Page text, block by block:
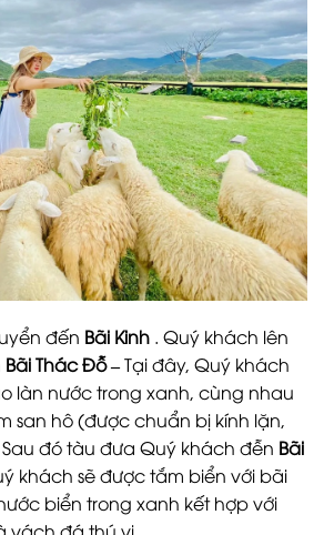
đến Bãi Kinh . Quý khách lên
Bãi Thác Đỗ –Tại đây, Quý khách
làn nước trong xanh, cùng nhau
san hô (được chuẩn bị kính lặn,
đó tàu đưa Quý khách đễn Bãi
khách sẽ được tắm biển với bãi
biển trong xanh kết hợp với